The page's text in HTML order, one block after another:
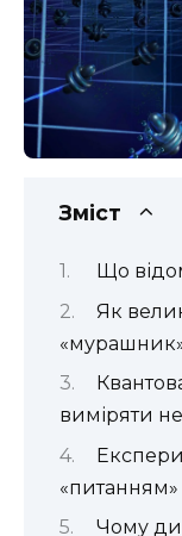
Зміст
Що
Як
виміряти
Чому